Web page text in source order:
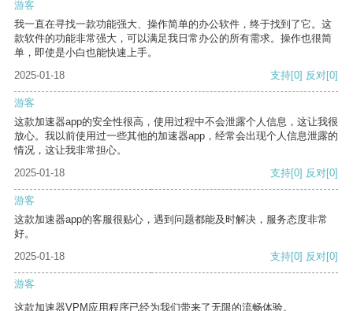
游客
我一直在寻找一款功能强大、操作简单的办公软件，终于找到了它。这
款软件的功能非常强大，可以满足我日常办公的所有需求。操作也很简
单，即使是小白也能快速上手。
2025-01-18
支持[0] 反对[0]
游客
这款加速器app的安全性很高，使用过程中不会泄露个人信息，这让我很
放心。我以前使用过一些其他的加速器app，经常会出现个人信息泄露的
情况，这让我非常担心。
2025-01-18
支持[0] 反对[0]
游客
这款加速器app的客服很贴心，遇到问题都能及时解决，服务态度非常
好。
2025-01-18
支持[0] 反对[0]
游客
这款加速器VPM应用程序已经为我们带来了无限的流畅体验。